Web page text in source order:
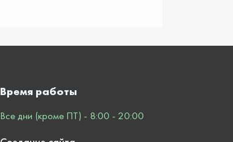
Время работы
Все дни (кроме ПТ) - 8:00 - 20:00